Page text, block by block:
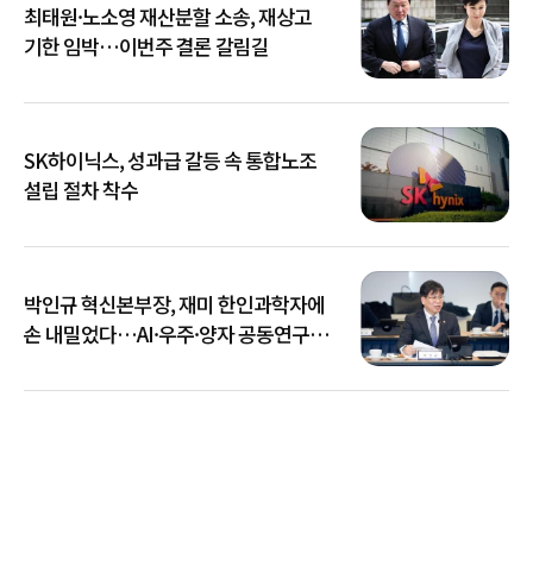
최태원·노소영 재산분할 소송, 재상고
기한 임박…이번주 결론 갈림길
SK하이닉스, 성과급 갈등 속 통합노조
설립 절차 착수
박인규 혁신본부장, 재미 한인과학자에
손 내밀었다…AI·우주·양자 공동연구